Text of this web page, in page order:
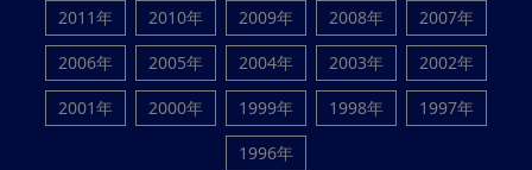
2011年
2010年 2009年 2008年
2007年
2006年
2005年 2004年 2003年
2002年
2001年
2000年 1999年 1998年
1997年
1996年